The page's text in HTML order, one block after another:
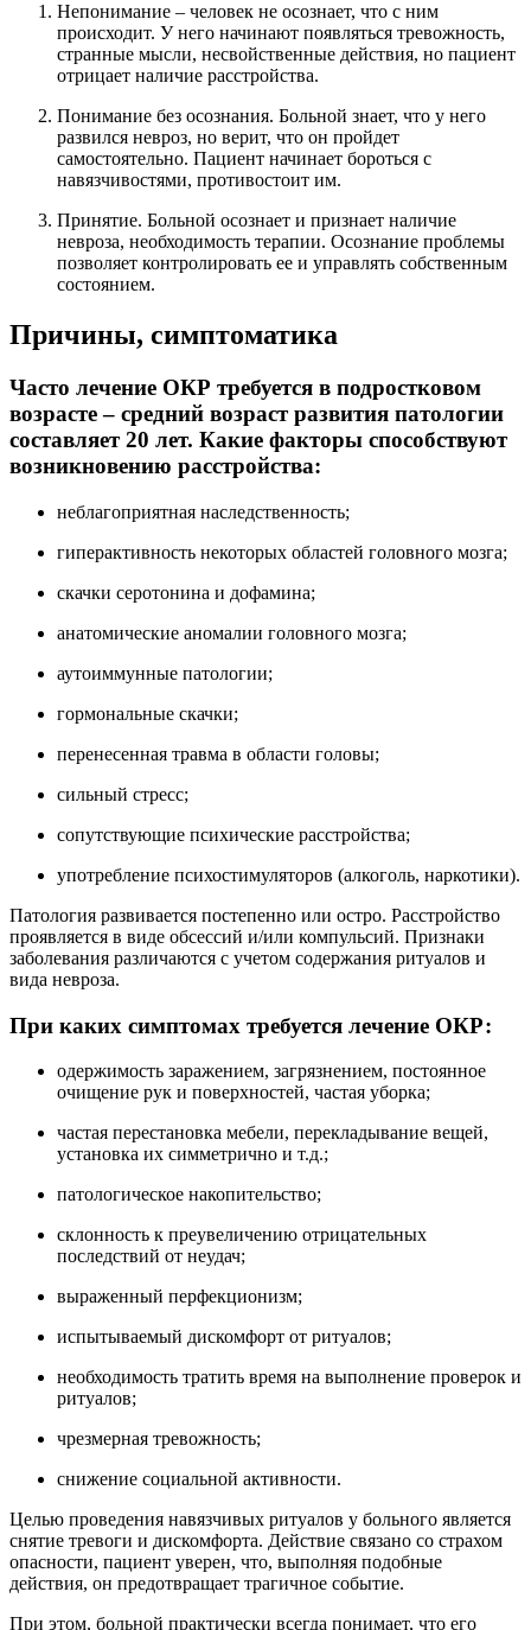
Непонимание – человек не осознает, что с ним
происходит. У него начинают появляться тревожность,
странные мысли, несвойственные действия, но пациент
отрицает наличие расстройства.
Понимание без осознания. Больной знает, что у него
развился невроз, но верит, что он пройдет
самостоятельно. Пациент начинает бороться с
навязчивостями, противостоит им.
Принятие. Больной осознает и признает наличие
невроза, необходимость терапии. Осознание проблемы
позволяет контролировать ее и управлять собственным
состоянием.
Причины, симптоматика
Часто лечение ОКР требуется в подростковом
возрасте – средний возраст развития патологии
составляет 20 лет. Какие факторы способствуют
возникновению расстройства:
неблагоприятная наследственность;
гиперактивность некоторых областей головного мозга;
скачки серотонина и дофамина;
анатомические аномалии головного мозга;
аутоиммунные патологии;
гормональные скачки;
перенесенная травма в области головы;
сильный стресс;
сопутствующие психические расстройства;
употребление психостимуляторов (алкоголь, наркотики).
Патология развивается постепенно или остро. Расстройство
проявляется в виде обсессий и/или компульсий. Признаки
заболевания различаются с учетом содержания ритуалов и
вида невроза.
При каких симптомах требуется лечение ОКР:
одержимость заражением, загрязнением, постоянное
очищение рук и поверхностей, частая уборка;
частая перестановка мебели, перекладывание вещей,
установка их симметрично и т.д.;
патологическое накопительство;
склонность к преувеличению отрицательных
последствий от неудач;
выраженный перфекционизм;
испытываемый дискомфорт от ритуалов;
необходимость тратить время на выполнение проверок и
ритуалов;
чрезмерная тревожность;
снижение социальной активности.
Целью проведения навязчивых ритуалов у больного является
снятие тревоги и дискомфорта. Действие связано со страхом
опасности, пациент уверен, что, выполняя подобные
действия, он предотвращает трагичное событие.
При этом, больной практически всегда понимает, что его